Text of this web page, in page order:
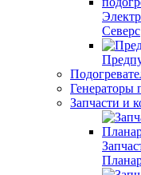
Северс
Генераторы
Запчасти и